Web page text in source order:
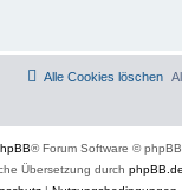
Alle Cookies löschen
® Forum Software ©
Übersetzung durch phpBB.de